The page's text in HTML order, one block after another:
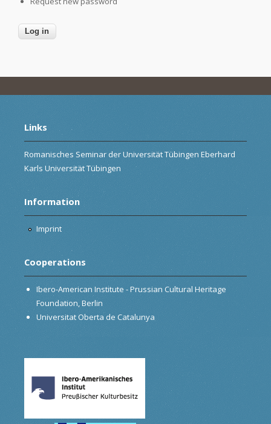
Links
Romanisches Seminar der Universität Tübingen Eberhard
Karls Universität Tübingen
Information
Imprint
Cooperations
Ibero-American Institute - Prussian Cultural Heritage
Foundation, Berlin
Universitat Oberta de Catalunya